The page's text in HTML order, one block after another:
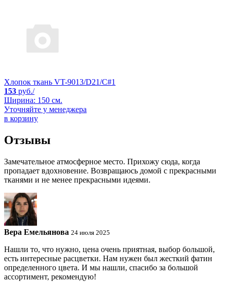
Хлопок ткань VT-9013/D21/C#1
153 руб./
Ширина: 150 см.
Уточняйте у менеджера
в корзину
Отзывы
Замечательное атмосферное место. Прихожу сюда, когда
пропадает вдохновение. Возвращаюсь домой с прекрасными
тканями и не менее прекрасными идеями.
Вера Емельянова 24 июля 2025
Нашли то, что нужно, цена очень приятная, выбор большой,
есть интересные расцветки. Нам нужен был жесткий фатин
определенного цвета. И мы нашли, спасибо за большой
ассортимент, рекомендую!